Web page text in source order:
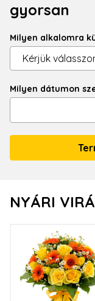
gyorsan
Milyen alkalomra
Milyen dátumon
NYÁRI